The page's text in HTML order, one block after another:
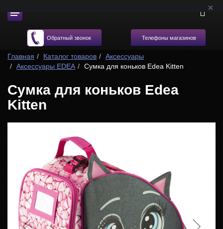
Обратный звонок Телефоны магазинов
Главная Каталог товаров
Аксессуары
Аксессуары EDEA
Сумка для коньков Edea Kitten
Сумка для коньков Edea
Kitten